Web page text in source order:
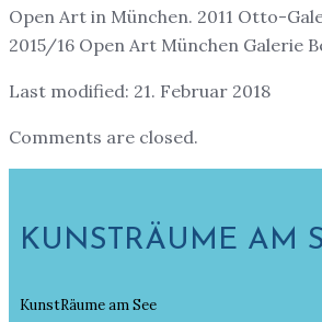
Open Art in München. 2011 Otto-
2015/16 Open Art München Galerie
Last modified: 21. Februar 2018
Comments are closed.
KUNSTRÄUME AM
KunstRäume am See